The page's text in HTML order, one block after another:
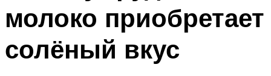
молоко приобретает
солёный вкус